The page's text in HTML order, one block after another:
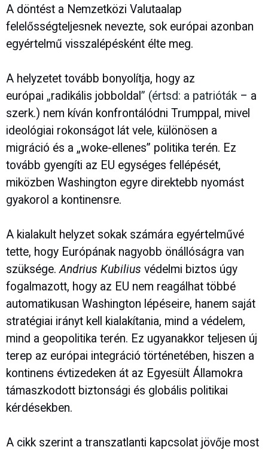
A döntést a Nemzetközi Valutaalap
felelősségteljesnek nevezte, sok európai azonban
egyértelmű visszalépésként élte meg.
A helyzetet tovább bonyolítja, hogy az
európai „radikális jobboldal ” (értsd: a patrióták – a
szerk.) nem kíván konfrontálódni Trumppal, mivel
ideológiai rokonságot lát vele, különösen a
migráció és a „woke-ellenes” politika terén. Ez
tovább gyengíti az EU egységes fellépését,
miközben Washington egyre direktebb nyomást
gyakorol a kontinensre.
A kialakult helyzet sokak számára egyértelművé
tette, hogy Európának nagyobb önállóságra van
szüksége.Andrius Kubilius védelmi biztos úgy
fogalmazott, hogy az EU nem reagálhat többé
automatikusan Washington lépéseire, hanem saját
stratégiai irányt kell kialakítania, mind a védelem,
mind a geopolitika terén. Ez ugyanakkor teljesen új
terep az európai integráció történetében, hiszen a
kontinens évtizedeken át az Egyesült Államokra
támaszkodott biztonsági és globális politikai
kérdésekben.
A cikk szerint a transzatlanti kapcsolat jövője most